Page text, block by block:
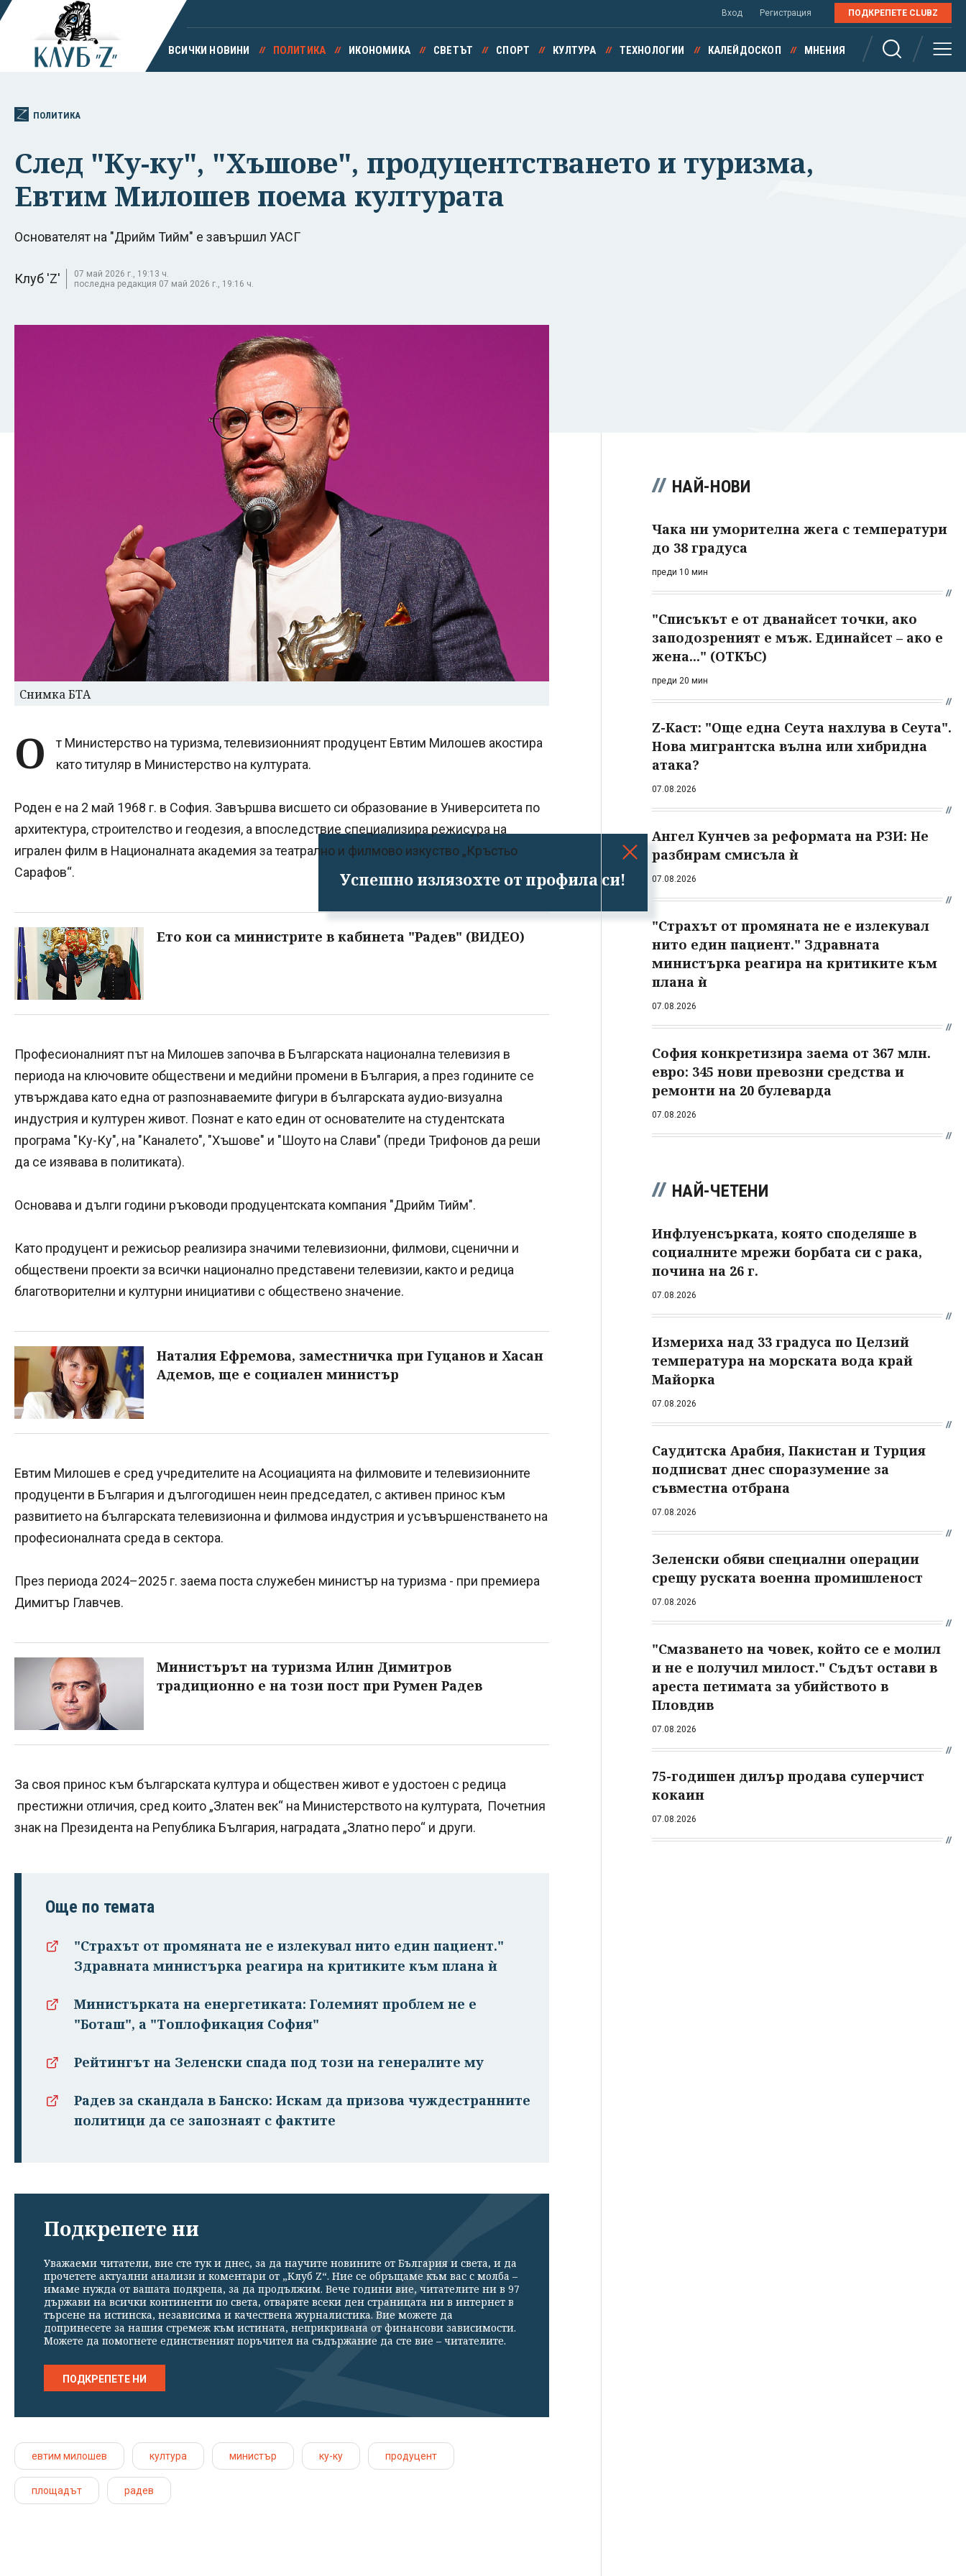
Успешно излязохте от профила си!
Вход Регистрация ПОДКРЕПЕТЕ CLUBZ
ВСИЧКИ НОВИНИ ПОЛИТИКА ИКОНОМИКА СВЕТЪТ СПОРТ КУЛТУРА ТЕХНОЛОГИИ КАЛЕЙДОСКОП МНЕНИЯ
ПОЛИТИКА
След "Ку-ку", "Хъшове", продуцентстването и туризма,
Евтим Милошев поема културата
Основателят на "Дрийм Тийм" е завършил УАСГ
Клуб 'Z'
07 май 2026 г., 19:13 ч.
последна редакция 07 май 2026 г., 19:16 ч.
Снимка БТА
О
т Министерство на туризма, телевизионният продуцент Евтим Милошев акостира
като титуляр в Министерство на културата.
Роден е на 2 май 1968 г. в София. Завършва висшето си образование в Университета по
архитектура, строителство и геодезия, а впоследствие специализира режисура на
игрален филм в Националната академия за театрално и филмово изкуство „Кръстьо
Сарафов“.
Ето кои са министрите в кабинета "Радев" (ВИДЕО)
Професионалният път на Милошев започва в Българската национална телевизия в
периода на ключовите обществени и медийни промени в България, а през годините се
утвърждава като една от разпознаваемите фигури в българската аудио-визуална
индустрия и културен живот. Познат е като един от основателите на студентската
програма "Ку-Ку", на "Каналето", "Хъшове" и "Шоуто на Слави" (преди Трифонов да реши
да се изявава в политиката).
Основава и дълги години ръководи продуцентската компания "Дрийм Тийм".
Като продуцент и режисьор реализира значими телевизионни, филмови, сценични и
обществени проекти за всички национално представени телевизии, както и редица
благотворителни и културни инициативи с обществено значение.
Наталия Ефремова, заместничка при Гуцанов и Хасан
Адемов, ще е социален министър
Евтим Милошев е сред учредителите на Асоциацията на филмовите и телевизионните
продуценти в България и дългогодишен неин председател, с активен принос към
развитието на българската телевизионна и филмова индустрия и усъвършенстването на
професионалната среда в сектора.
През периода 2024–2025 г. заема поста служебен министър на туризма - при премиера
Димитър Главчев.
Министърът на туризма Илин Димитров
традиционно е на този пост при Румен Радев
За своя принос към българската култура и обществен живот е удостоен с редица
престижни отличия, сред които „Златен век“ на Министерството на културата, Почетния
знак на Президента на Република България, наградата „Златно перо“ и други.
Още по темата
"Страхът от промяната не е излекувал нито един пациент."
Здравната министърка реагира на критиките към плана ѝ
Министърката на енергетиката: Големият проблем не е
"Боташ", а "Топлофикация София"
Рейтингът на Зеленски спада под този на генералите му
Радев за скандала в Банско: Искам да призова чуждестранните
политици да се запознаят с фактите
Подкрепете ни
Уважаеми читатели, вие сте тук и днес, за да научите новините от България и света, и да
прочетете актуални анализи и коментари от „Клуб Z“. Ние се обръщаме към вас с молба –
имаме нужда от вашата подкрепа, за да продължим. Вече години вие, читателите ни в 97
държави на всички континенти по света, отваряте всеки ден страницата ни в интернет в
търсене на истинска, независима и качествена журналистика. Вие можете да
допринесете за нашия стремеж към истината, неприкривана от финансови зависимости.
Можете да помогнете единственият поръчител на съдържание да сте вие – читателите.
ПОДКРЕПЕТЕ НИ
евтим милошев култура министър ку-ку продуцент
площадът радев
НАЙ-НОВИ
Чака ни уморителна жега с температури
до 38 градуса
преди 10 мин
"Списъкът е от дванайсет точки, ако
заподозреният е мъж. Единайсет – ако е
жена..." (ОТКЪС)
преди 20 мин
Z-Каст: "Още една Сеута нахлува в Сеута".
Нова мигрантска вълна или хибридна
атака?
07.08.2026
Ангел Кунчев за реформата на РЗИ: Не
разбирам смисъла ѝ
07.08.2026
"Страхът от промяната не е излекувал
нито един пациент." Здравната
министърка реагира на критиките към
плана ѝ
07.08.2026
София конкретизира заема от 367 млн.
евро: 345 нови превозни средства и
ремонти на 20 булеварда
07.08.2026
НАЙ-ЧЕТЕНИ
Инфлуенсърката, която споделяше в
социалните мрежи борбата си с рака,
почина на 26 г.
07.08.2026
Измериха над 33 градуса по Целзий
температура на морската вода край
Майорка
07.08.2026
Саудитска Арабия, Пакистан и Турция
подписват днес споразумение за
съвместна отбрана
07.08.2026
Зеленски обяви специални операции
срещу руската военна промишленост
07.08.2026
"Смазването на човек, който се е молил
и не е получил милост." Съдът остави в
ареста петимата за убийството в
Пловдив
07.08.2026
75-годишен дилър продава суперчист
кокаин
07.08.2026